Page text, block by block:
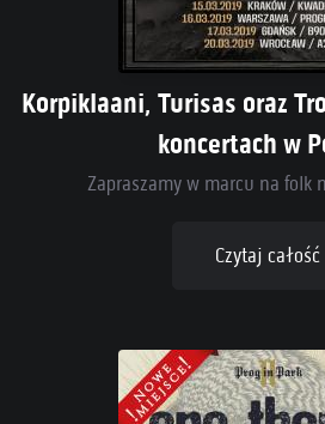
Korpiklaani, Turisas oraz
koncertach w
Zapraszamy w marcu na folk
Czytaj całość